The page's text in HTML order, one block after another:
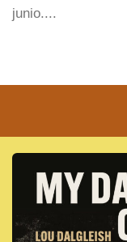
junio....